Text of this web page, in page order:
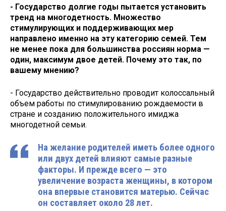
- Государство долгие годы пытается установить
тренд на многодетность. Множество
стимулирующих и поддерживающих мер
направлено именно на эту категорию семей. Тем
не менее пока для большинства россиян норма —
один, максимум двое детей. Почему это так, по
вашему мнению?
- Государство действительно проводит колоссальный
объем работы по стимулированию рождаемости в
стране и созданию положительного имиджа
многодетной семьи.
На желание родителей иметь более одного
или двух детей влияют самые разные
факторы. И прежде всего — это
увеличение возраста женщины, в котором
она впервые становится матерью. Сейчас
он составляет около 28 лет.